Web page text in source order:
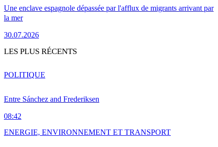
Une enclave espagnole dépassée par l'afflux de migrants arrivant par
la mer
30.07.2026
LES PLUS RÉCENTS
Entre Sánchez and Frederiksen
08:42
POLITIQUE
ENERGIE, ENVIRONNEMENT ET TRANSPORT